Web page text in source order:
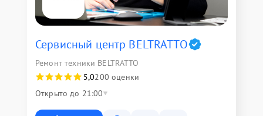
Сервисный центр BELTRATTO
Ремонт техники BELTRATTO
5,0200 оценки
Открыто до 21:00